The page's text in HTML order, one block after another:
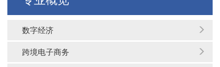
数字经济
跨境电子商务